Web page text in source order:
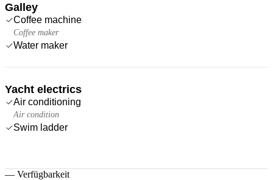
Galley
Coffee machine
Coffee maker
Water maker
Yacht electrics
Air conditioning
Air condition
Swim ladder
— Verfügbarkeit